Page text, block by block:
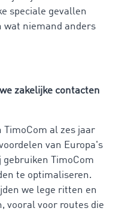
speciale gevallen
wat niemand anders
zakelijke contacten
TimoCom al zes jaar
van Europa's
TimoCom
te optimaliseren.
we lege ritten en
vooral voor routes die